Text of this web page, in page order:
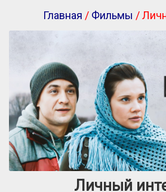
Главная / Фильмы /
Личный